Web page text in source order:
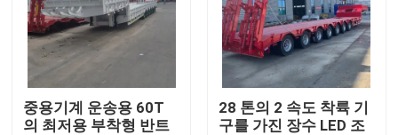
인용문을 요구하세요
사용된 덤프차
중용기계 운송용 60T
의 최저용 부착형 반트
28 톤의 2 속도 착륙 기
구를 가진 장수 LED 조